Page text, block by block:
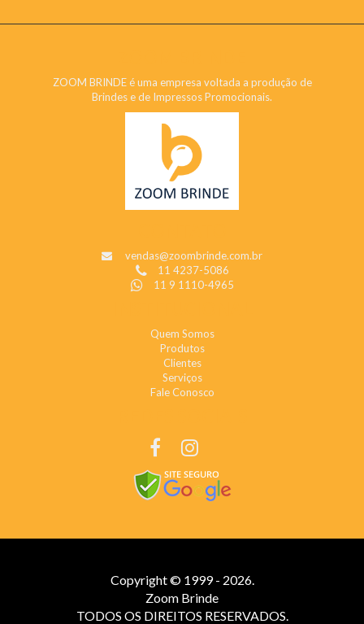
ZOOM BRINDE é uma empresa voltada a produção de
Brindes e de Impressos Promocionais.
vendas@zoombrinde.com.br
11 4237-5086
11 9 1110-4965
Quem Somos
Produtos
Clientes
Serviços
Fale Conosco
Copyright © 1999 - 2026.
Zoom Brinde
TODOS OS DIREITOS RESERVADOS.